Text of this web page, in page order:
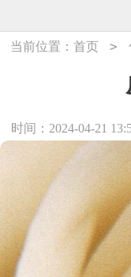
当前位置：首页 >
时间：2024-04-21